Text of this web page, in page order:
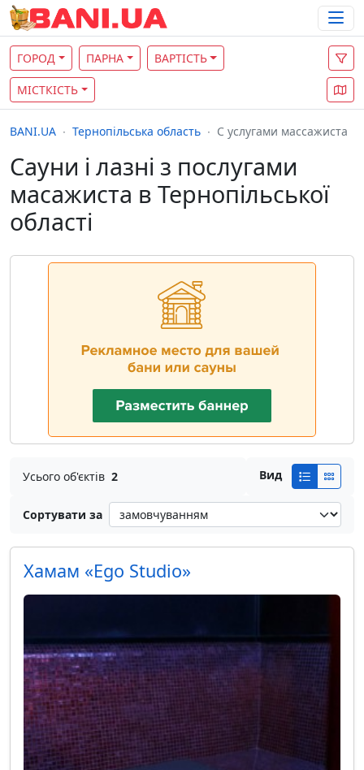
ГОРОД ПАРНА ВАРТІСТЬ
МІСТКІСТЬ
BANI.UA Тернопільська область С услугами массажиста
Сауни і лазні з послугами
масажиста в Тернопільської
області
Усього об'єктів 2 Вид
Сортувати за
Хамам «Ego Studio»